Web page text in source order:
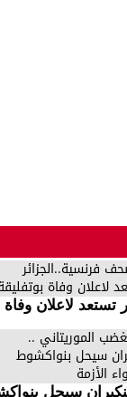
لاعلان وفاة
سيحل